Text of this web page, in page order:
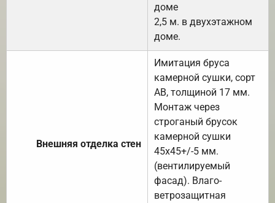
доме
2,5 м. в двухэтажном
доме.
Внешняя отделка стен
Имитация бруса
камерной сушки, сорт
АВ, толщиной 17 мм.
Монтаж через
строганый брусок
камерной сушки
45х45+/-5 мм.
(вентилируемый
фасад). Влаго-
ветрозащитная